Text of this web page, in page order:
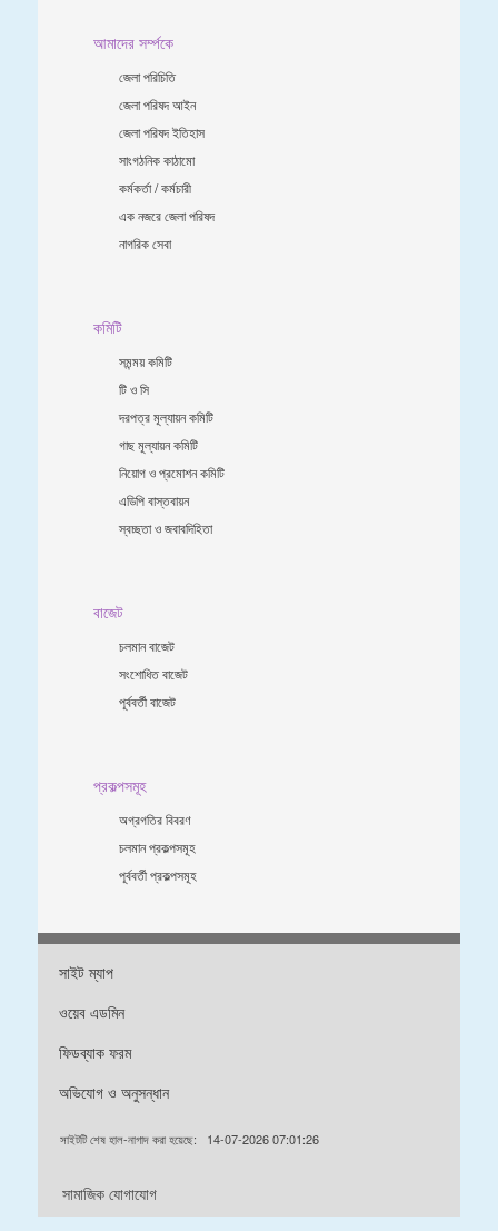
আমাদের সর্ম্পকে
জেলা পরিচিতি
জেলা পরিষদ আইন
জেলা পরিষদ ইতিহাস
সাংগঠনিক কাঠামো
কর্মকর্তা / কর্মচারী
এক নজরে জেলা পরিষদ
নাগরিক সেবা
কমিটি
সমন্ময় কমিটি
টি ও সি
দরপত্র মূল্যায়ন কমিটি
গাছ মূল্যায়ন কমিটি
নিয়োগ ও প্রমোশন কমিটি
এডিপি বাস্তবায়ন
স্বচ্ছতা ও জবাবদিহিতা
বাজেট
চলমান বাজেট
সংশোধিত বাজেট
পূর্ববর্তী বাজেট
প্রকল্পসমূহ
অগ্রগতির বিবরণ
চলমান প্রকল্পসমূহ
পূর্ববর্তী প্রকল্পসমূহ
সাইট ম্যাপ
ওয়েব এডমিন
ফিডব্যাক ফরম
অভিযোগ ও অনুসন্ধান
সাইটটি শেষ হাল-নাগাদ করা হয়েছে: 14-07-2026 07:01:26
সামাজিক যোগাযোগ